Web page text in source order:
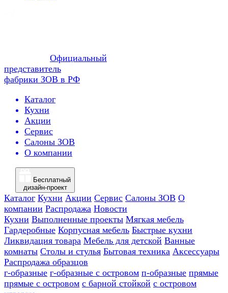
Официальный
представитель
фабрики ЗОВ в РФ
Каталог
Кухни
Акции
Сервис
Салоны ЗОВ
О компании
Бесплатный
дизайн-проект
Каталог Кухни Акции Сервис Салоны ЗОВ О
компании Распродажа Новости
Кухни Выполненные проекты Мягкая мебель
Гардеробные Корпусная мебель Быстрые кухни
Ликвидация товара Мебель для детской Ванные
комнаты Столы и стулья Бытовая техника Аксессуары
Распродажа образцов
г-образные г-образные с островом п-образные прямые
прямые с островом с барной стойкой с островом